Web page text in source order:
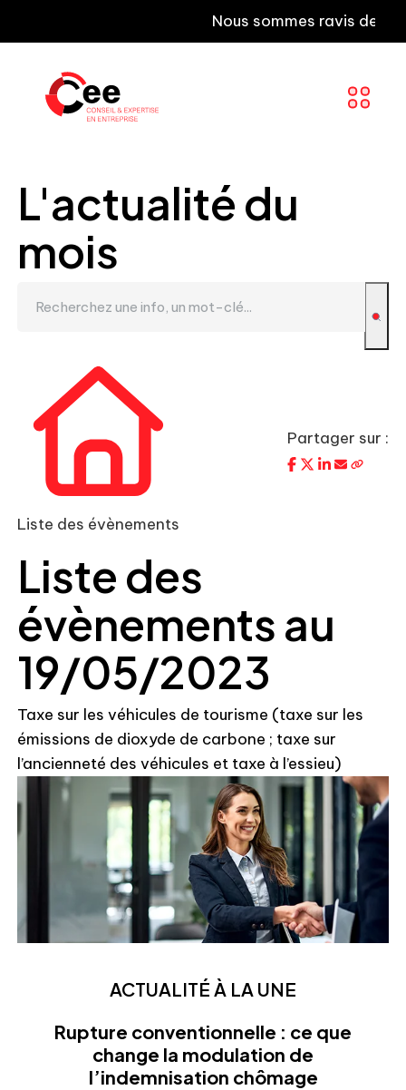
Nous sommes ravis de
L'actualité du
mois
Liste des évènements
Partager sur :
Liste des
évènements au
19/05/2023
Taxe sur les véhicules de tourisme (taxe sur les
émissions de dioxyde de carbone ; taxe sur
l’ancienneté des véhicules et taxe à l’essieu)
ACTUALITÉ À LA UNE
Rupture conventionnelle : ce que
change la modulation de
l’indemnisation chômage